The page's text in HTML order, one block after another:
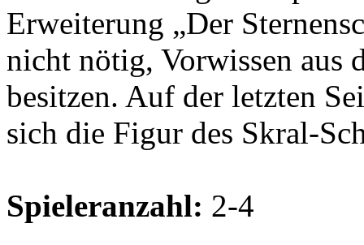
Erweiterung „Der
nicht nötig, Vorwissen aus
besitzen. Auf der letzten
sich die Figur des Skral-
Spieleranzahl: 2-4